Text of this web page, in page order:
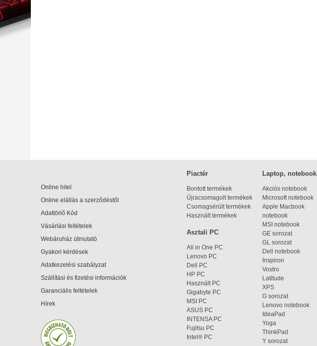
Online hitel
Online elállás a szerződéstől
Adattörlő Kód
Vásárlási feltételek
Webáruház útmutató
Gyakori kérdések
Adatkezelési szabályzat
Szállítási és fizetési információk
Garanciális feltételek
Hírek
Piactér
Bontott termékek
Újracsomagolt termékek
Csomagsérült termékek
Használt termékek
Laptop, notebook
Akciós notebook
Microsoft notebook
Apple Macbook
notebook
MSI notebook
GE sorozat
GL sorozat
Dell notebook
Inspiron
Vostro
Latitude
XPS
G sorozat
Lenovo notebook
IdeaPad
Yoga
ThinkPad
Y sorozat
Asztali PC
All in One PC
Lenovo PC
Dell PC
HP PC
Használt PC
Gigabyte PC
MSI PC
ASUS PC
INTENSA PC
Fujitsu PC
Intel® PC